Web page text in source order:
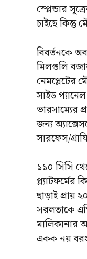
স্প্লেন্ডার
চাইছে কিন্তু
বিবর্তনকে
মিলগুলি
নেমপ্লেটের
সাইড
ভারসাম্যের
জন্য
সারফেস/
১১০ সিসি
ছাড়াই প্রায়
সরলতাকে
মালিকানার
একক নয় বরং